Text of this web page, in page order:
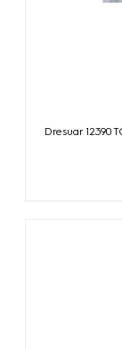
Dresuar 12390